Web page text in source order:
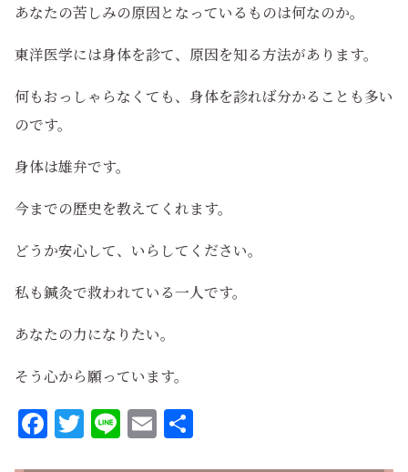
あなたの苦しみの原因となっているものは何なのか。
東洋医学には身体を診て、原因を知る方法があります。
何もおっしゃらなくても、身体を診れば分かることも多い
のです。
身体は雄弁です。
今までの歴史を教えてくれます。
どうか安心して、いらしてください。
私も鍼灸で救われている一人です。
あなたの力になりたい。
そう心から願っています。
Facebook
Twitter
LineEmail